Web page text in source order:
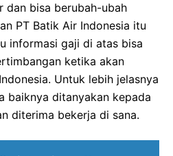
dan bisa berubah-ubah
PT Batik Air Indonesia itu
informasi gaji di atas bisa
ketika akan
Untuk lebih jelasnya
baiknya ditanyakan kepada
diterima bekerja di sana.